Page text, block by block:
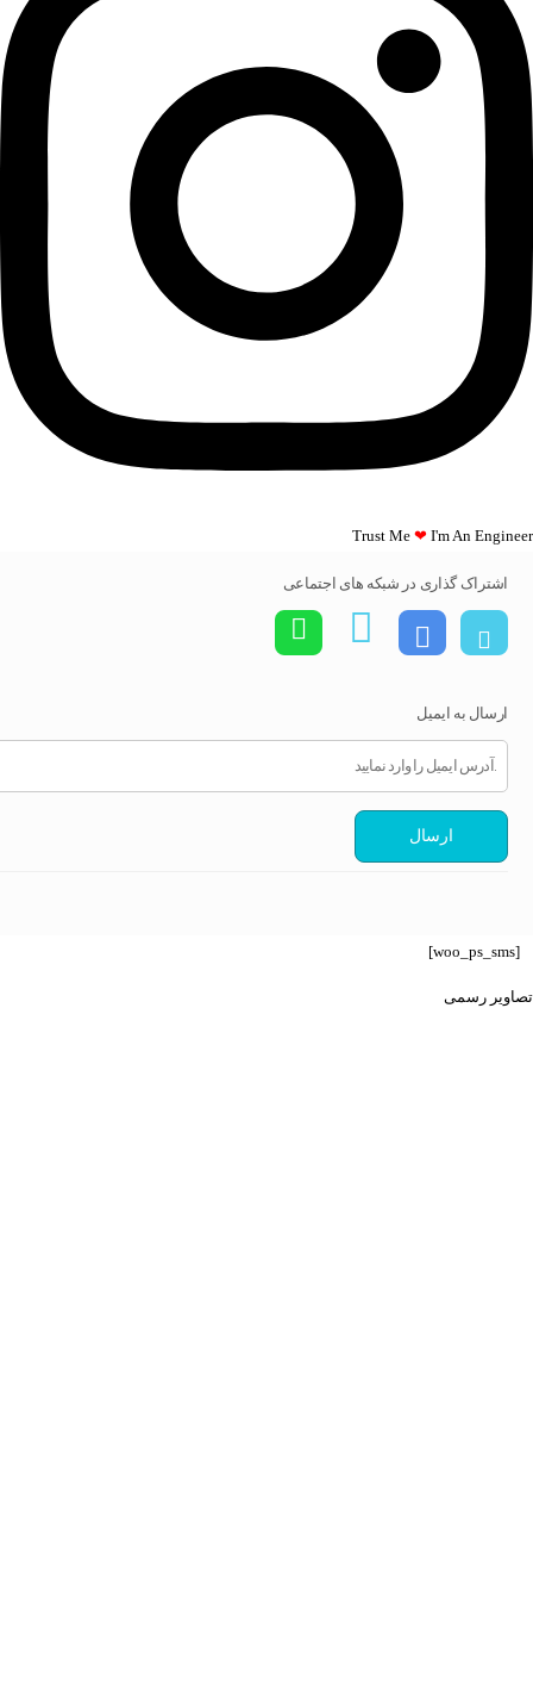
Trust Me ❤ I'm An Engineer​​
اشتراک گذاری در شبکه های اجتماعی
ارسال به ایمیل
ارسال
[woo_ps_sms]
تصاویر رسمی